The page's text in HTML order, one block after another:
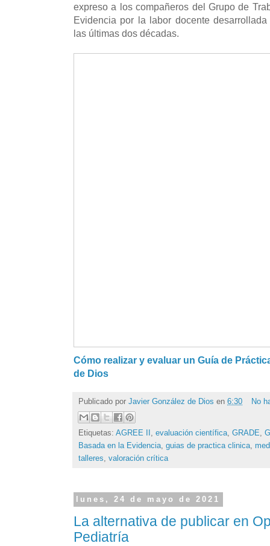
expreso a los compañeros del Grupo de
Evidencia por la labor docente
las últimas dos décadas.
Cómo realizar y evaluar un Guía de
de Dios
Publicado por Javier González de Dios en 6:30 No
Etiquetas: AGREE II evaluación científica GRADE
Basada en la Evidencia guias de practica clinica
talleres valoración crítica
lunes, 24 de mayo de 2021
La alternativa de publicar en
Pediatría